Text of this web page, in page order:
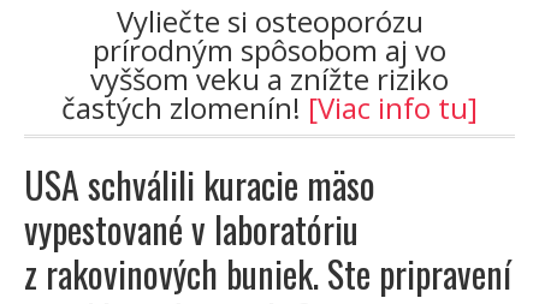
Vyliečte si osteoporózu
prírodným spôsobom aj vo
vyššom veku a znížte riziko
častých zlomenín! [Viac info tu]
USA schválili kuracie mäso
vypestované v laboratóriu
z rakovinových buniek. Ste pripravení